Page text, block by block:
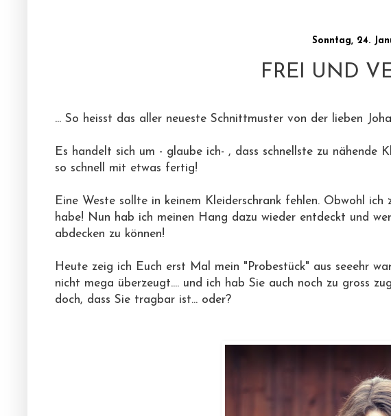
Sonntag, 24.
FREI UND
... So heisst das aller neueste Schnittmuster von der lieben
Es handelt sich um - glaube ich- , dass schnellste zu nähende
so schnell mit etwas fertig!
Eine Weste sollte in keinem Kleiderschrank fehlen. Obwohl ich
habe! Nun hab ich meinen Hang dazu wieder entdeckt und
abdecken zu können!
Heute zeig ich Euch erst Mal mein "Probestück" aus seeehr
nicht mega überzeugt.... und ich hab Sie auch noch zu gross
doch, dass Sie tragbar ist... oder?